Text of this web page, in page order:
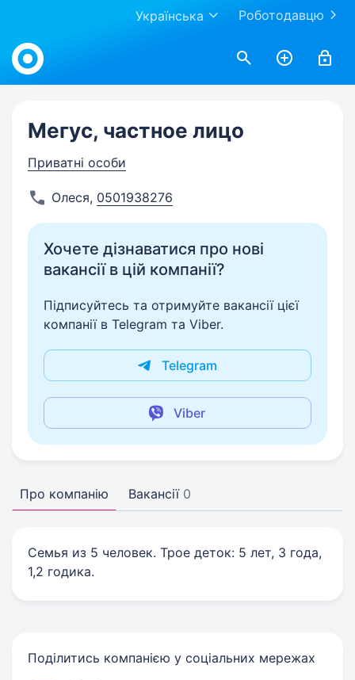
Роботодавцю
Українська
Work.ua
Мегус, частное лицо
Приватні особи
Олеся, 0501938276
Хочете дізнаватися про нові
вакансії в цій компанії?
Підписуйтесь та отримуйте вакансії цієї
компанії в Telegram та Viber.
Telegram
Viber
Про компанію Вакансії 0
Семья из 5 человек. Трое деток: 5 лет, 3 года,
1,2 годика.
Поділитись компанією у соціальних мережах